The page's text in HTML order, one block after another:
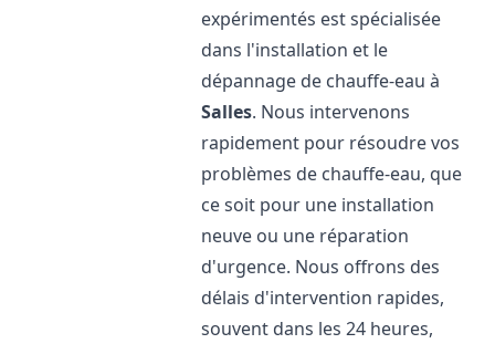
expérimentés est spécialisée
dans l'installation et le
dépannage de chauffe-eau à
Salles. Nous intervenons
rapidement pour résoudre vos
problèmes de chauffe-eau, que
ce soit pour une installation
neuve ou une réparation
d'urgence. Nous offrons des
délais d'intervention rapides,
souvent dans les 24 heures,